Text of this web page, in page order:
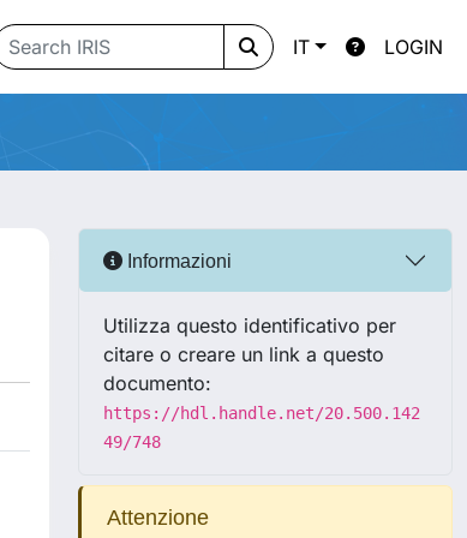
IT LOGIN
Informazioni
Utilizza questo identificativo per
citare o creare un link a questo
documento:
https://hdl.handle.net/20.500.142
49/748
Attenzione